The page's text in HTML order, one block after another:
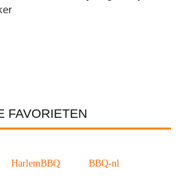
FAVORIETEN
HarlemBBQ BBQ-nl